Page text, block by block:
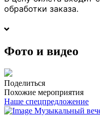
обработки заказа.
Фото и видео
Поделиться
Похожие мероприятия
Наше спецпредложение
Музыкальный